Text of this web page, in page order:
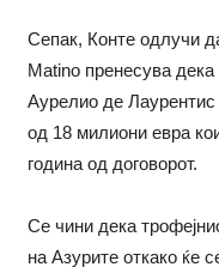
Сепак, Конте одлучи
Matino пренесува
Аурелио де Лаурентис
од 18 милиони евра
година од договорот.
Се чини дека
на Азурите откако ќе